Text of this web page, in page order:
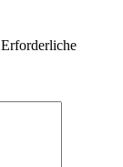
Erforderliche